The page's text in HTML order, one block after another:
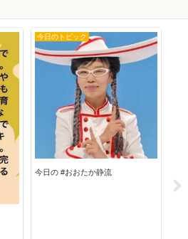
今日のトピック
今日の #おおたか静流